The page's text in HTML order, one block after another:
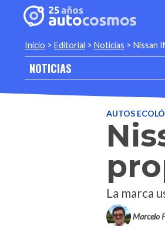
Inicio > Editorial > Noticias > Nissan
NOTICIAS
AUTOS
La marca
Marcelo